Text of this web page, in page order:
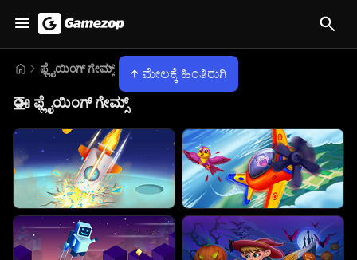
ಮೇಲಕ್ಕೆ ಹಿಂತಿರುಗಿ
ಫ್ಲೈಯಿಂಗ್ ಗೇಮ್ಸ್
🚁 ಫ್ಲೈಯಿಂಗ್ ಗೇಮ್ಸ್